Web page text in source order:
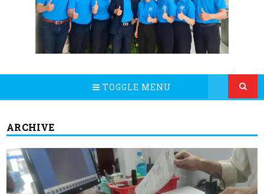
TOGGLE MENU
ARCHIVE